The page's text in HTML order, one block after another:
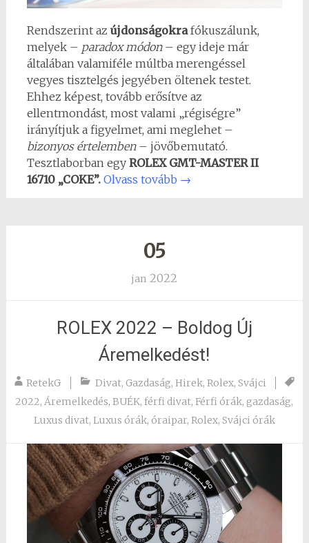
Rendszerint az újdonságokrafókuszálunk,
melyek – paradox módon– egy ideje már
általában valamiféle múltba merengéssel
vegyes tisztelgés jegyében öltenek testet.
Ehhez képest, tovább erősítve az
ellentmondást, most valami „régiségre”
irányítjuk a figyelmet, ami meglehet –
bizonyos értelemben– jövőbemutató.
Tesztlaborban egy ROLEX GMT-MASTER II
16710 „COKE”. Olvass tovább →
05
jan 2022
ROLEX 2022 – Boldog Új
Áremelkedést!
RetekG Divat, Gazdaság, Hirek, Rolex, Svájci
2022,Áremelkedés,BUÉK,férfi divat,Férfi órák, gazdaság,
Luxus divat, Luxus órák, óraipar, Rolex, Svájci órák